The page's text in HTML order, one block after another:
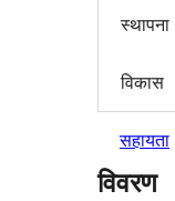
स्थापना
विकास
सहायता
विवरण